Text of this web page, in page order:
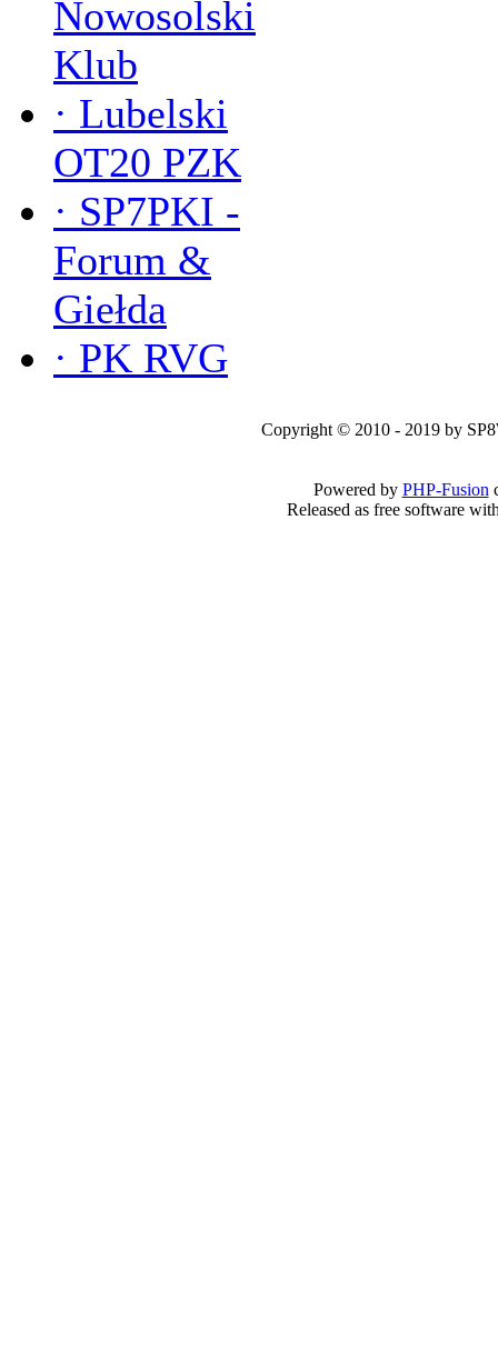
Nowosolski
Klub
· Lubelski
OT20 PZK
· SP7PKI -
Forum &
Giełda
· PK RVG
Copyright © 2010 - 2019 by
Powered by PHP-Fusion
Released as free software